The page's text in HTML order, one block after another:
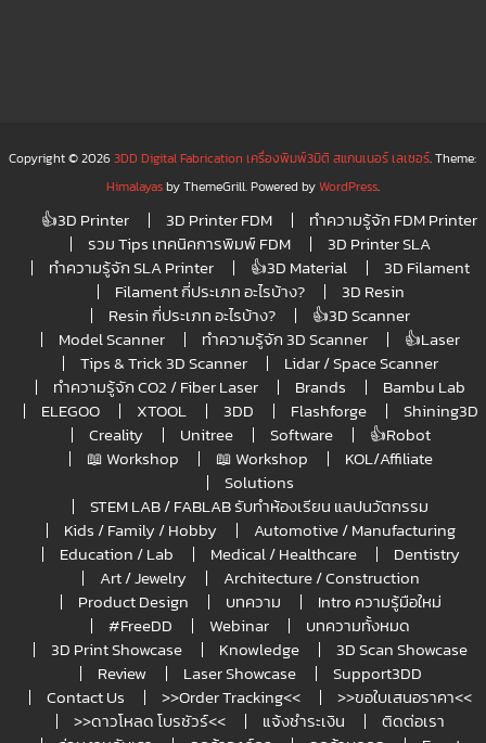
Copyright © 20263DD Digital Fabrication เครื่องพิมพ์3มิติ สแกนเนอร์ เลเซอร์. Theme:
Himalayasby ThemeGrill. Powered byWordPress.
👍3D Printer 3D Printer FDM
ทำความรู้จัก FDM Printer
รวม Tips เทคนิคการพิมพ์ FDM
3D Printer SLA
ทำความรู้จัก SLA Printer
👍3D Material
3D Filament
Filament กี่ประเภท อะไรบ้าง?
3D Resin
Resin กี่ประเภท อะไรบ้าง?
👍3D Scanner
Model Scanner
ทำความรู้จัก 3D Scanner
👍Laser
Tips & Trick 3D Scanner
Lidar / Space Scanner
ทำความรู้จัก CO2 / Fiber Laser
Brands
Bambu Lab
ELEGOO
XTOOL 3DD Flashforge
Shining3D
Creality
Unitree Software
👍Robot
📖 Workshop
📖 Workshop
KOL/Affiliate
Solutions
STEM LAB / FABLAB รับทำห้องเรียน แลปนวัตกรรม
Kids / Family / Hobby
Automotive / Manufacturing
Education / Lab
Medical / Healthcare
Dentistry
Art / Jewelry
Architecture / Construction
Product Design
บทความ
Intro ความรู้มือใหม่
#FreeDD
Webinar
บทความทั้งหมด
3D Print Showcase
Knowledge
3D Scan Showcase
Review
Laser Showcase
Support3DD
Contact Us
>>Order Tracking<<
>>ขอใบเสนอราคา<<
>>ดาวโหลด โบรชัวร์<<
แจ้งชำระเงิน
ติดต่อเรา